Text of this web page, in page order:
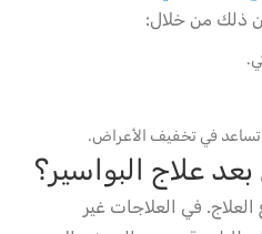
ذلك من خلال:
في تخفيف الأعراض.
علاج البواسير؟
في العلاجات غير